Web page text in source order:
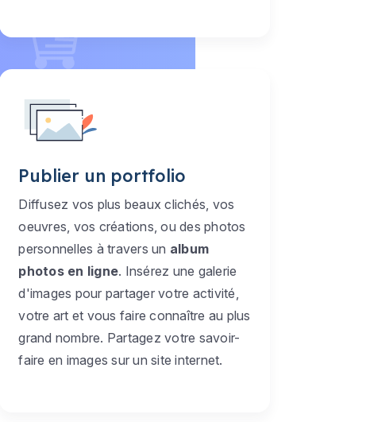
Publier un portfolio
Diffusez vos plus beaux clichés, vos
oeuvres, vos créations, ou des photos
personnelles à travers un album
photos en ligne. Insérez une galerie
d'images pour partager votre activité,
votre art et vous faire connaître au plus
grand nombre. Partagez votre savoir-
faire en images sur un site internet.